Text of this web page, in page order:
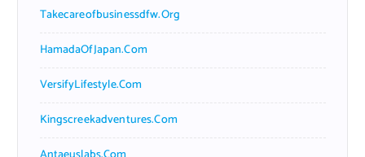
Takecareofbusinessdfw.org
HamadaOfJapan.com
VersifyLifestyle.com
Kingscreekadventures.com